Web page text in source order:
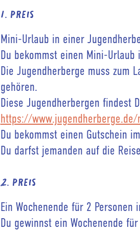
1. Preis
Mini-Urlaub in einer
Du bekommst einen Mini-
Die Jugendherberge muss zum
gehören.
Diese Jugendherbergen findest
https://
Du bekommst einen Gutschein
Du darfst jemanden auf die
2. Preis
Ein Wochenende für 2 Personen
Du gewinnst ein Wochenende